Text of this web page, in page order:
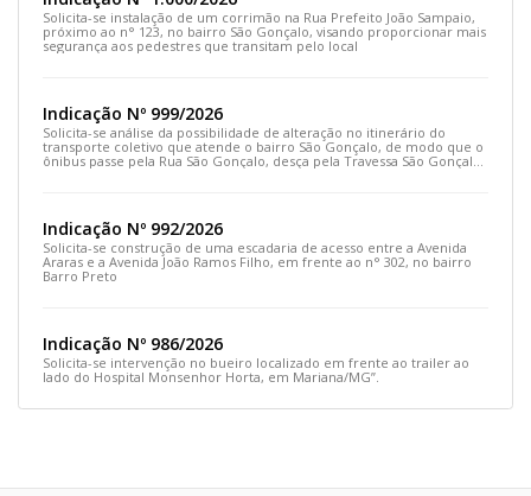
Solicita-se instalação de um corrimão na Rua Prefeito João Sampaio,
próximo ao n° 123, no bairro São Gonçalo, visando proporcionar mais
segurança aos pedestres que transitam pelo local
Indicação Nº 999/2026
Solicita-se análise da possibilidade de alteração no itinerário do
transporte coletivo que atende o bairro São Gonçalo, de modo que o
ônibus passe pela Rua São Gonçalo, desça pela Travessa São Gonçalo
e siga pela Rua Prefeito João Sampaio
Indicação Nº 992/2026
Solicita-se construção de uma escadaria de acesso entre a Avenida
Araras e a Avenida João Ramos Filho, em frente ao n° 302, no bairro
Barro Preto
Indicação Nº 986/2026
Solicita-se intervenção no bueiro localizado em frente ao trailer ao
lado do Hospital Monsenhor Horta, em Mariana/MG”.